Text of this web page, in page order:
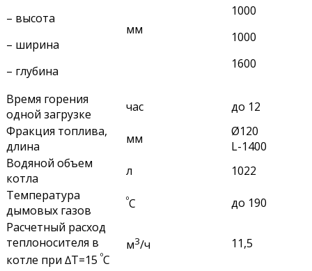
– высота
– ширина
– глубина
мм
1000
1000
1600
Время горения
одной загрузке
час
до 12
Фракция топлива,
длина
мм
Ø120
L-1400
Водяной объем
котла
л
1022
Температура
дымовых газов
ºС
до 190
Расчетный расход
теплоносителя в
котле при ∆Т=15 ºС
м3/ч 11,5